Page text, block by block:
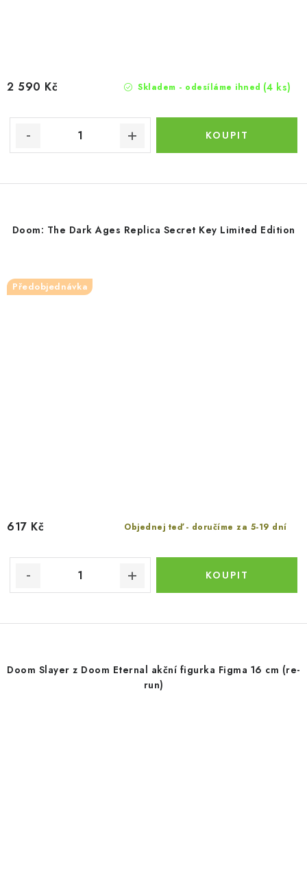
Skladem - odesíláme ihned (4 ks)
2 590 Kč
Doom: The Dark Ages Replica Secret Key Limited Edition
Předobjednávka
Objednej teď - doručíme za 5-19 dní
617 Kč
Doom Slayer z Doom Eternal akční figurka Figma 16 cm (re-
run)